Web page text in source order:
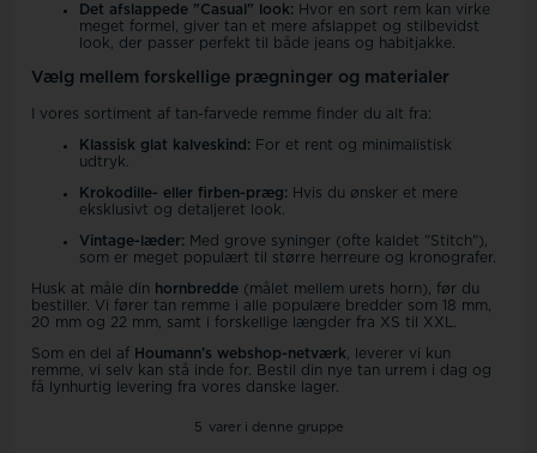
Det afslappede "Casual" look: Hvor en sort rem kan virke
meget formel, giver tan et mere afslappet og stilbevidst
look, der passer perfekt til både jeans og habitjakke.
Vælg mellem forskellige prægninger og materialer
I vores sortiment af tan-farvede remme finder du alt fra:
Klassisk glat kalveskind: For et rent og minimalistisk
udtryk.
Krokodille- eller firben-præg: Hvis du ønsker et mere
eksklusivt og detaljeret look.
Vintage-læder: Med grove syninger (ofte kaldet "Stitch"),
som er meget populært til større herreure og kronografer.
Husk at måle din hornbredde (målet mellem urets horn), før du
bestiller. Vi fører tan remme i alle populære bredder som 18 mm,
20 mm og 22 mm, samt i forskellige længder fra XS til XXL.
Som en del af Houmann’s webshop-netværk
, leverer vi kun
remme, vi selv kan stå inde for. Bestil din nye tan urrem i dag og
få lynhurtig levering fra vores danske lager.
5 varer i denne gruppe